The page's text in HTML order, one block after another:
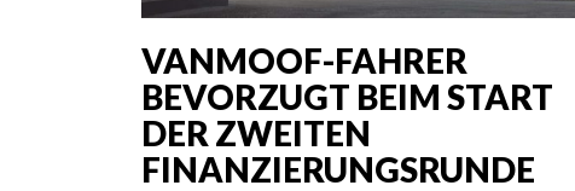
VANMOOF-FAHRER
BEVORZUGT BEIM START
DER ZWEITEN
FINANZIERUNGSRUNDE